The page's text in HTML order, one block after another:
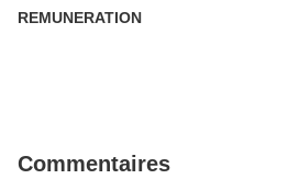
REMUNERATION
Commentaires